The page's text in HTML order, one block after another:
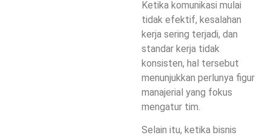
Ketika komunikasi mulai
tidak efektif, kesalahan
kerja sering terjadi, dan
standar kerja tidak
konsisten, hal tersebut
menunjukkan perlunya figur
manajerial yang fokus
mengatur tim.
Selain itu, ketika bisnis